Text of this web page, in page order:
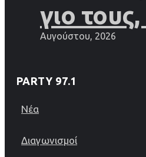
γιο
Αυγούστου, 2026
PARTY 97.1
Νέα
Διαγωνισμοί